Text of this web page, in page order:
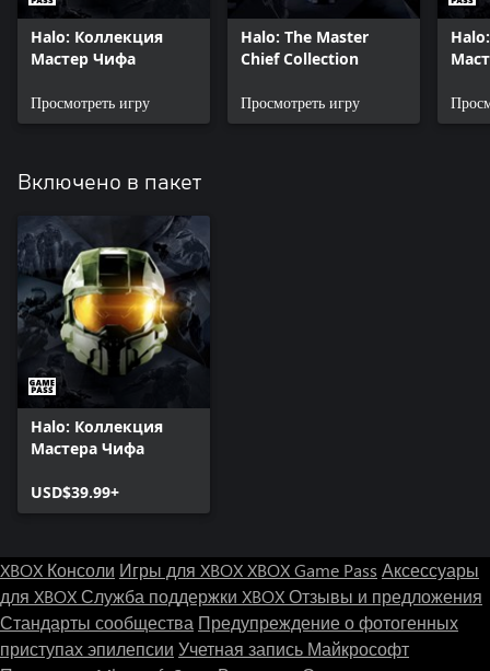
Halo: Коллекция
Мастер Чифа
Просмотреть игру
Halo: The Master
Chief Collection
Просмотреть игру
Включено в пакет
Halo: Коллекция
Мастера Чифа
USD$39.99+
XBOX Консоли Игры для XBOXXBOX Game Pass Аксессуары
для XBOXСлужба поддержки XBOXОтзывы и предложения
Стандарты сообщества Предупреждение о фотогенных
приступах эпилепсии Учетная запись Майкрософт